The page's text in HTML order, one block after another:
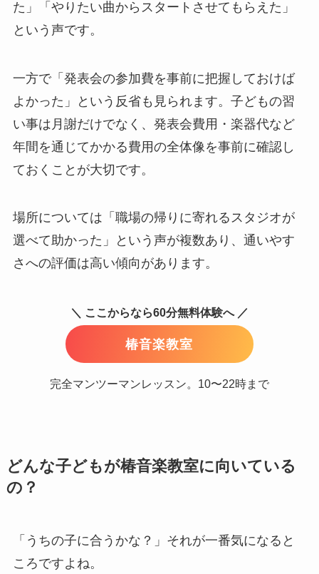
た」「やりたい曲からスタートさせてもらえた」
という声です。
一方で「発表会の参加費を事前に把握しておけば
よかった」という反省も見られます。子どもの習
い事は月謝だけでなく、発表会費用・楽器代など
年間を通じてかかる費用の全体像を事前に確認し
ておくことが大切です。
場所については「職場の帰りに寄れるスタジオが
選べて助かった」という声が複数あり、通いやす
さへの評価は高い傾向があります。
＼ ここからなら60分無料体験へ ／
椿音楽教室
完全マンツーマンレッスン。10〜22時まで
どんな子どもが椿音楽教室に向いている
の？
「うちの子に合うかな？」それが一番気になると
ころですよね。